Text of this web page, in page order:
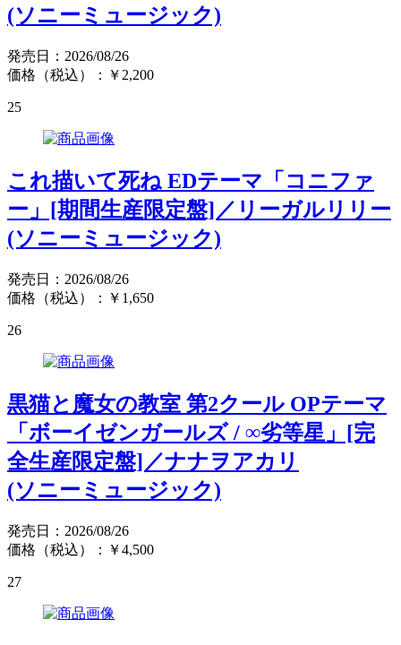
(ソニーミュージック)
発売日：2026/08/26
価格（税込）：￥2,200
25
これ描いて死ね EDテーマ「コニファ
ー」[期間生産限定盤]／リーガルリリー
(ソニーミュージック)
発売日：2026/08/26
価格（税込）：￥1,650
26
黒猫と魔女の教室 第2クール OPテーマ
「ボーイゼンガールズ / ∞劣等星」[完
全生産限定盤]／ナナヲアカリ
(ソニーミュージック)
発売日：2026/08/26
価格（税込）：￥4,500
27